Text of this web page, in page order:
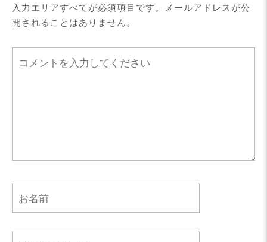
入力エリアすべてが必須項目です。メールアドレスが公
開されることはありません。